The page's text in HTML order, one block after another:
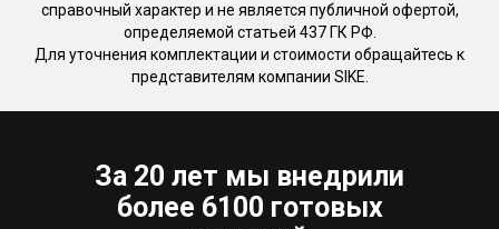
справочный характер и не является публичной офертой,
определяемой статьей 437 ГК РФ.
Для уточнения комплектации и стоимости обращайтесь к
представителям компании SIKE.
За 20 лет мы внедрили
более 6100 готовых